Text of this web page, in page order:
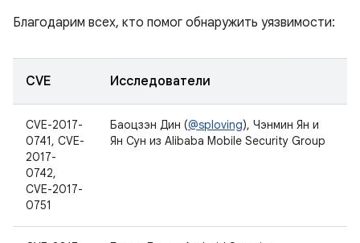
Благодарим всех, кто помог обнаружить уязвимости:
CVE Исследователи
CVE-2017-
0741, CVE-
2017-
0742,
CVE-2017-
0751
Баоцзэн Дин (@sploving), Чэнмин Ян и
Ян Сун из Alibaba Mobile Security Group